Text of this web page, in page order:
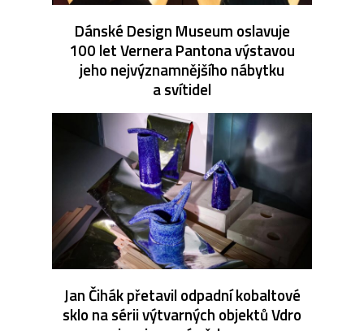
Dánské Design Museum oslavuje
100 let Vernera Pantona výstavou
jeho nejvýznamnějšího nábytku
a svítidel
Jan Čihák přetavil odpadní kobaltové
sklo na sérii výtvarných objektů Vdro